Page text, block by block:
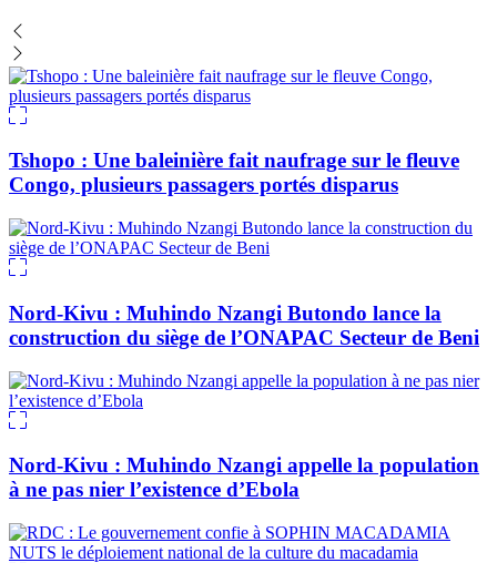
Tshopo : Une baleinière fait naufrage sur le fleuve
Congo, plusieurs passagers portés disparus
Nord-Kivu : Muhindo Nzangi Butondo lance la
construction du siège de l’ONAPAC Secteur de Beni
Nord-Kivu : Muhindo Nzangi appelle la population
à ne pas nier l’existence d’Ebola